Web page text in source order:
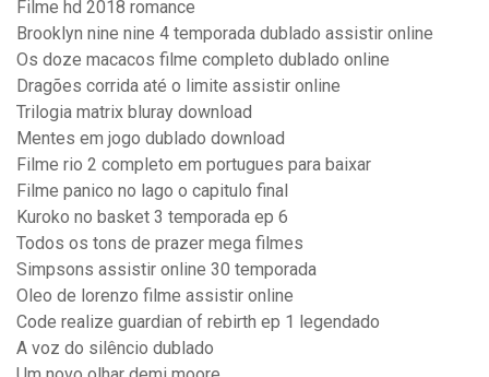
Filme hd 2018 romance
Brooklyn nine nine 4 temporada dublado assistir online
Os doze macacos filme completo dublado online
Dragões corrida até o limite assistir online
Trilogia matrix bluray download
Mentes em jogo dublado download
Filme rio 2 completo em portugues para baixar
Filme panico no lago o capitulo final
Kuroko no basket 3 temporada ep 6
Todos os tons de prazer mega filmes
Simpsons assistir online 30 temporada
Oleo de lorenzo filme assistir online
Code realize guardian of rebirth ep 1 legendado
A voz do silêncio dublado